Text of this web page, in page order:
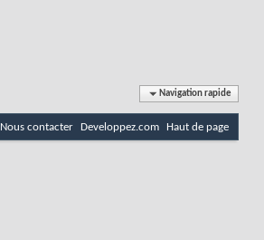
Navigation rapide
Nous contacter Developpez.com Haut de page